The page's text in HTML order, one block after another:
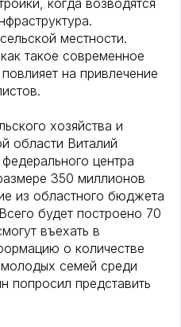
когда возводятся
местности.
такое современное
на привлечение
хозяйства и
области Виталий
центра
350 миллионов
из областного бюджета
будет построено 70
въехать в
о количестве
семей среди
попросил представить